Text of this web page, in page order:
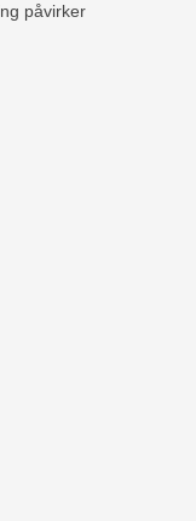
påvirker